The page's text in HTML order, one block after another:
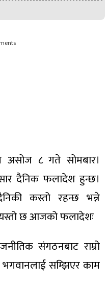
८ गते सोमबार।
दैनिक फलादेश हुन्छ।
कस्तो रहन्छ भन्ने
यस्तो छ आजको फलादेशः
संगठनबाट राम्रो
सम्झिएर काम